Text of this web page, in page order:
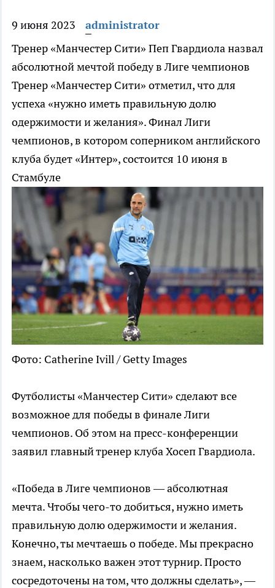
9 июня 2023
administrator
Тренер «Манчестер Сити» Пеп Гвардиола назвал
абсолютной мечтой победу в Лиге чемпионов
Тренер «Манчестер Сити» отметил, что для
успеха «нужно иметь правильную долю
одержимости и желания». Финал Лиги
чемпионов, в котором соперником английского
клуба будет «Интер», состоится 10 июня в
Стамбуле
Фото: Catherine Ivill / Getty Images
Футболисты «Манчестер Сити» сделают все
возможное для победы в финале Лиги
чемпионов. Об этом на пресс-конференции
заявил главный тренер клуба Хосеп Гвардиола.
«Победа в Лиге чемпионов — абсолютная
мечта. Чтобы чего-то добиться, нужно иметь
правильную долю одержимости и желания.
Конечно, ты мечтаешь о победе. Мы прекрасно
знаем, насколько важен этот турнир. Просто
сосредоточены на том, что должны сделать», —